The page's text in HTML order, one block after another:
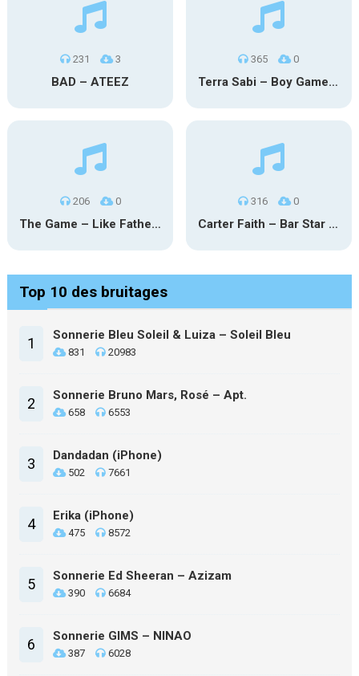
231 3
BAD – ATEEZ
365 0
Terra Sabi – Boy Game X Marcia Cruz
206 0
The Game – Like Father Like Daughter
316 0
Carter Faith – Bar Star Vevo
Top 10 des bruitages
1 Sonnerie Bleu Soleil & Luiza – Soleil Bleu
831 20983
2 Sonnerie Bruno Mars, Rosé – Apt.
658 6553
3 Dandadan (iPhone)
502 7661
4 Erika (iPhone)
475 8572
5 Sonnerie Ed Sheeran – Azizam
390 6684
6 Sonnerie GIMS – NINAO
387 6028